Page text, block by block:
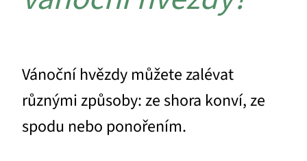
Vánoční hvězdy můžete zalévat
různými způsoby: ze shora konví, ze
spodu nebo ponořením.